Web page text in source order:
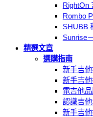
RightOn
Rombo
SHUBB
Sunrise
精選文章
選購指南
新手吉
新手吉
電吉他
認識吉
新手吉